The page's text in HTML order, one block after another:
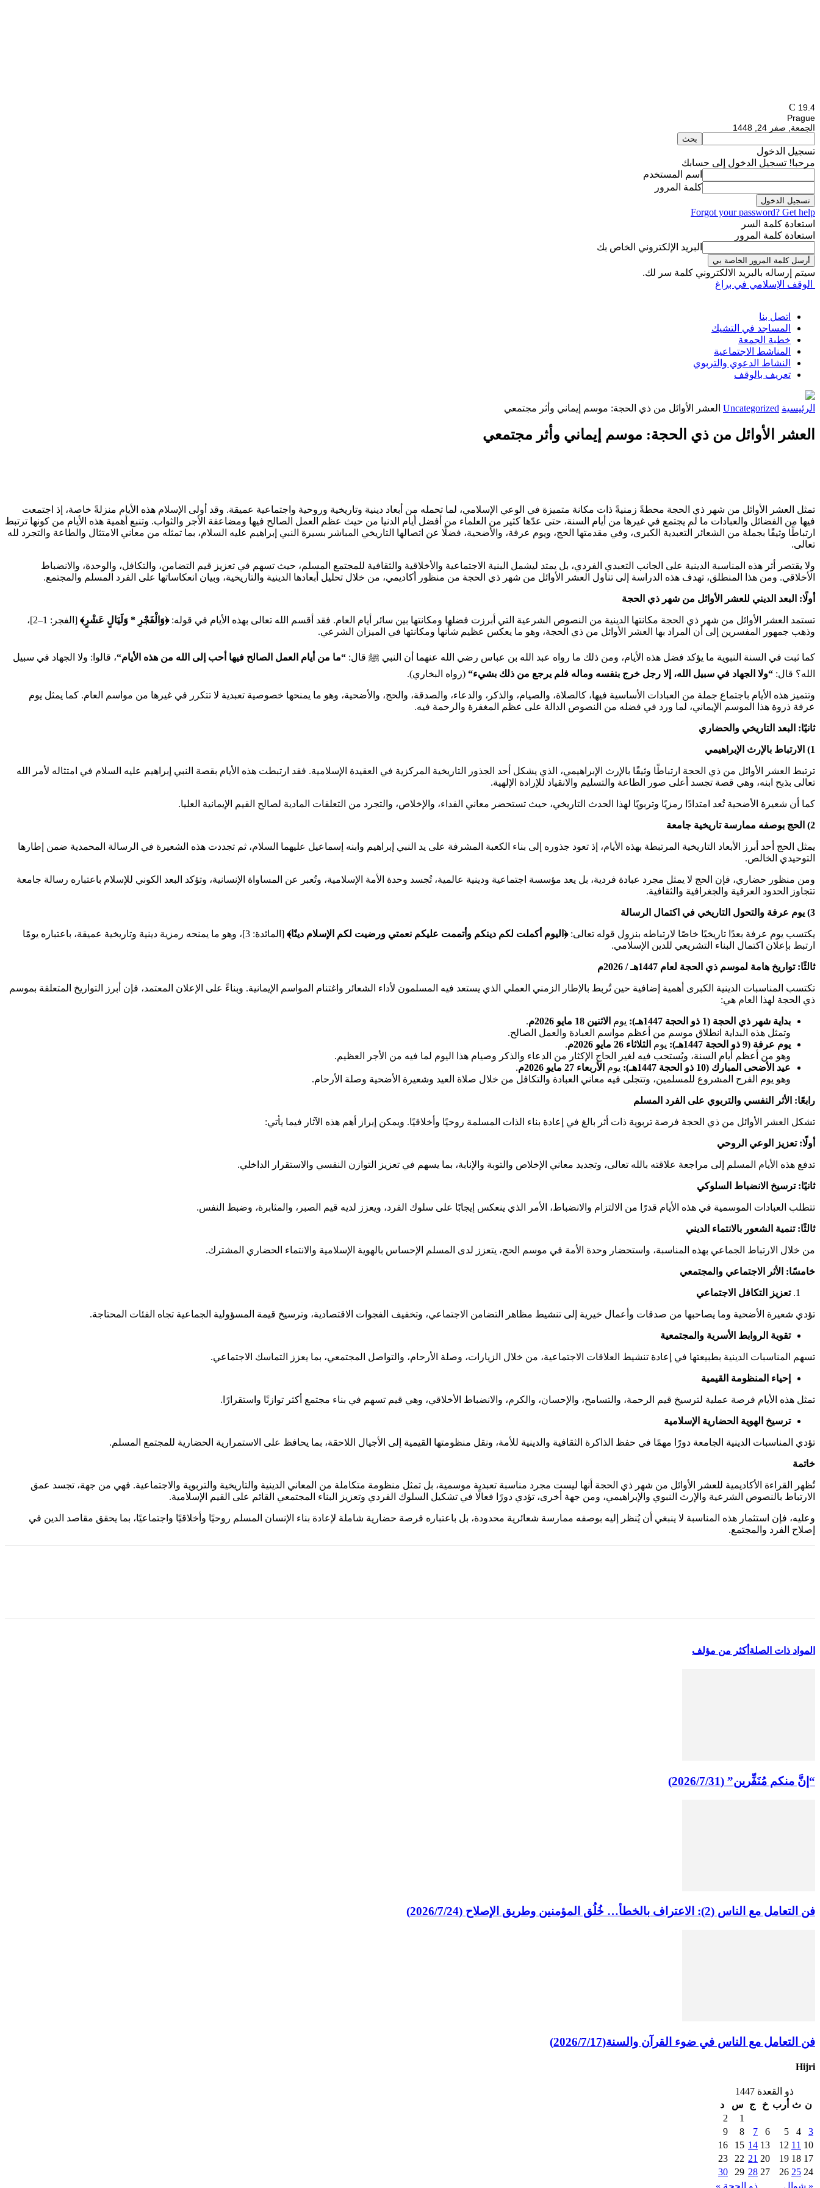
19.4
C
Prague
الجمعة, صفر 24, 1448
تسجيل الدخول
مرحبا! تسجيل الدخول إلى حسابك
اسم المستخدم
كلمة المرور
Forgot your password? Get help
استعادة كلمة السر
استعادة كلمة المرور
البريد الإلكتروني الخاص بك
سيتم إرساله بالبريد الالكتروني كلمة سر لك.
الوقف الإسلامي في براغ
اتصل بنا
المساجد في التشيك
خطبة الجمعة
المناشط الاجتماعية
النشاط الدعوي والتربوي
تعريف بالوقف
الرئيسية Uncategorized العشر الأوائل من ذي الحجة: موسم إيماني وأثر مجتمعي
العشر الأوائل من ذي الحجة: موسم إيماني وأثر مجتمعي
تمثل العشر الأوائل من شهر ذي الحجة محطةً زمنيةً ذات مكانة متميزة في الوعي الإسلامي، لما تحمله من أبعاد دينية وتاريخية وروحية واجتماعية عميقة. وقد أولى الإسلام هذه الأيام منزلةً خاصة، إذ اجتمعت
فيها من الفضائل والعبادات ما لم يجتمع في غيرها من أيام السنة، حتى عدّها كثير من العلماء من أفضل أيام الدنيا من حيث عظم العمل الصالح فيها ومضاعفة الأجر والثواب. وتنبع أهمية هذه الأيام من كونها ترتبط
ارتباطًا وثيقًا بجملة من الشعائر التعبدية الكبرى، وفي مقدمتها الحج، ويوم عرفة، والأضحية، فضلًا عن اتصالها التاريخي المباشر بسيرة النبي إبراهيم عليه السلام، بما تمثله من معاني الامتثال والطاعة والتجرد لله
تعالى.
ولا يقتصر أثر هذه المناسبة الدينية على الجانب التعبدي الفردي، بل يمتد ليشمل البنية الاجتماعية والأخلاقية والثقافية للمجتمع المسلم، حيث تسهم في تعزيز قيم التضامن، والتكافل، والوحدة، والانضباط
الأخلاقي. ومن هذا المنطلق، تهدف هذه الدراسة إلى تناول العشر الأوائل من شهر ذي الحجة من منظور أكاديمي، من خلال تحليل أبعادها الدينية والتاريخية، وبيان انعكاساتها على الفرد المسلم والمجتمع.
أولًا: البعد الديني للعشر الأوائل من شهر ذي الحجة
تستمد العشر الأوائل من شهر ذي الحجة مكانتها الدينية من النصوص الشرعية التي أبرزت فضلها ومكانتها بين سائر أيام العام. فقد أقسم الله تعالى بهذه الأيام في قوله:﴿وَالْفَجْرِ * وَلَيَالٍ عَشْرٍ﴾
[الفجر: 1–2]،
وذهب جمهور المفسرين إلى أن المراد بها العشر الأوائل من ذي الحجة، وهو ما يعكس عظيم شأنها ومكانتها في الميزان الشرعي.
كما ثبت في السنة النبوية ما يؤكد فضل هذه الأيام، ومن ذلك ما رواه عبد الله بن عباس رضي الله عنهما أن النبي ﷺ قال: “ما من أيام العمل الصالح فيها أحب إلى الله من هذه الأيام“، قالوا: ولا الجهاد في سبيل
الله؟ قال: “ولا الجهاد في سبيل الله، إلا رجل خرج بنفسه وماله فلم يرجع من ذلك بشيء“ (رواه البخاري).
وتتميز هذه الأيام باجتماع جملة من العبادات الأساسية فيها، كالصلاة، والصيام، والذكر، والدعاء، والصدقة، والحج، والأضحية، وهو ما يمنحها خصوصية تعبدية لا تتكرر في غيرها من مواسم العام. كما يمثل يوم
عرفة ذروة هذا الموسم الإيماني، لما ورد في فضله من النصوص الدالة على عظم المغفرة والرحمة فيه.
ثانيًا: البعد التاريخي والحضاري
1) الارتباط بالإرث الإبراهيمي
ترتبط العشر الأوائل من ذي الحجة ارتباطًا وثيقًا بالإرث الإبراهيمي، الذي يشكل أحد الجذور التاريخية المركزية في العقيدة الإسلامية. فقد ارتبطت هذه الأيام بقصة النبي إبراهيم عليه السلام في امتثاله لأمر الله
تعالى بذبح ابنه، وهي قصة تجسد أعلى صور الطاعة والتسليم والانقياد للإرادة الإلهية.
كما أن شعيرة الأضحية تُعد امتدادًا رمزيًا وتربويًا لهذا الحدث التاريخي، حيث تستحضر معاني الفداء، والإخلاص، والتجرد من التعلقات المادية لصالح القيم الإيمانية العليا.
2) الحج بوصفه ممارسة تاريخية جامعة
يمثل الحج أحد أبرز الأبعاد التاريخية المرتبطة بهذه الأيام، إذ تعود جذوره إلى بناء الكعبة المشرفة على يد النبي إبراهيم وابنه إسماعيل عليهما السلام، ثم تجددت هذه الشعيرة في الرسالة المحمدية ضمن إطارها
التوحيدي الخالص.
ومن منظور حضاري، فإن الحج لا يمثل مجرد عبادة فردية، بل يعد مؤسسة اجتماعية ودينية عالمية، تُجسد وحدة الأمة الإسلامية، وتُعبر عن المساواة الإنسانية، وتؤكد البعد الكوني للإسلام باعتباره رسالة جامعة
تتجاوز الحدود العرقية والجغرافية والثقافية.
3) يوم عرفة والتحول التاريخي في اكتمال الرسالة
يكتسب يوم عرفة بعدًا تاريخيًا خاصًا لارتباطه بنزول قوله تعالى:﴿اليوم أكملت لكم دينكم وأتممت عليكم نعمتي ورضيت لكم الإسلام دينًا﴾
[المائدة: 3]، وهو ما يمنحه رمزية دينية وتاريخية عميقة، باعتباره يومًا
ارتبط بإعلان اكتمال البناء التشريعي للدين الإسلامي.
ثالثًا: تواريخ هامة لموسم ذي الحجة لعام 1447هـ / 2026م
تكتسب المناسبات الدينية الكبرى أهمية إضافية حين تُربط بالإطار الزمني العملي الذي يستعد فيه المسلمون لأداء الشعائر واغتنام المواسم الإيمانية. وبناءً على الإعلان المعتمد، فإن أبرز التواريخ المتعلقة بموسم
ذي الحجة لهذا العام هي:
بداية شهر ذي الحجة (1 ذو الحجة 1447هـ) : يوم الاثنين 18 مايو 2026م
.
وتمثل هذه البداية انطلاق موسم من أعظم مواسم العبادة والعمل الصالح.
يوم عرفة (9 ذو الحجة 1447هـ)
: يوم الثلاثاء 26 مايو 2026م
.
وهو من أعظم أيام السنة، ويُستحب فيه لغير الحاج الإكثار من الدعاء والذكر وصيام هذا اليوم لما فيه من الأجر العظيم.
عيد الأضحى المبارك (10 ذو الحجة 1447هـ)
: يوم الأربعاء 27 مايو 2026م
.
وهو يوم الفرح المشروع للمسلمين، وتتجلى فيه معاني العبادة والتكافل من خلال صلاة العيد وشعيرة الأضحية وصلة الأرحام.
رابعًا: الأثر النفسي والتربوي على الفرد المسلم
تشكل العشر الأوائل من ذي الحجة فرصة تربوية ذات أثر بالغ في إعادة بناء الذات المسلمة روحيًا وأخلاقيًا. ويمكن إبراز أهم هذه الآثار فيما يأتي:
أولًا: تعزيز الوعي الروحي
تدفع هذه الأيام المسلم إلى مراجعة علاقته بالله تعالى، وتجديد معاني الإخلاص والتوبة والإنابة، بما يسهم في تعزيز التوازن النفسي والاستقرار الداخلي.
ثانيًا: ترسيخ الانضباط السلوكي
تتطلب العبادات الموسمية في هذه الأيام قدرًا من الالتزام والانضباط، الأمر الذي ينعكس إيجابًا على سلوك الفرد، ويعزز لديه قيم الصبر، والمثابرة، وضبط النفس.
ثالثًا: تنمية الشعور بالانتماء الديني
من خلال الارتباط الجماعي بهذه المناسبة، واستحضار وحدة الأمة في موسم الحج، يتعزز لدى المسلم الإحساس بالهوية الإسلامية والانتماء الحضاري المشترك.
خامسًا: الأثر الاجتماعي والمجتمعي
تعزيز التكافل الاجتماعي
تؤدي شعيرة الأضحية وما يصاحبها من صدقات وأعمال خيرية إلى تنشيط مظاهر التضامن الاجتماعي، وتخفيف الفجوات الاقتصادية، وترسيخ قيمة المسؤولية الجماعية تجاه الفئات المحتاجة.
تقوية الروابط الأسرية والمجتمعية
تسهم المناسبات الدينية بطبيعتها في إعادة تنشيط العلاقات الاجتماعية، من خلال الزيارات، وصلة الأرحام، والتواصل المجتمعي، بما يعزز التماسك الاجتماعي.
إحياء المنظومة القيمية
تمثل هذه الأيام فرصة عملية لترسيخ قيم الرحمة، والتسامح، والإحسان، والكرم، والانضباط الأخلاقي، وهي قيم تسهم في بناء مجتمع أكثر توازنًا واستقرارًا.
ترسيخ الهوية الحضارية الإسلامية
تؤدي المناسبات الدينية الجامعة دورًا مهمًا في حفظ الذاكرة الثقافية والدينية للأمة، ونقل منظومتها القيمية إلى الأجيال اللاحقة، بما يحافظ على الاستمرارية الحضارية للمجتمع المسلم.
خاتمة
تُظهر القراءة الأكاديمية للعشر الأوائل من شهر ذي الحجة أنها ليست مجرد مناسبة تعبدية موسمية، بل تمثل منظومة متكاملة من المعاني الدينية والتاريخية والتربوية والاجتماعية. فهي من جهة، تجسد عمق
الارتباط بالنصوص الشرعية والإرث النبوي والإبراهيمي، ومن جهة أخرى، تؤدي دورًا فعالًا في تشكيل السلوك الفردي وتعزيز البناء المجتمعي القائم على القيم الإسلامية.
وعليه، فإن استثمار هذه المناسبة لا ينبغي أن يُنظر إليه بوصفه ممارسة شعائرية محدودة، بل باعتباره فرصة حضارية شاملة لإعادة بناء الإنسان المسلم روحيًا وأخلاقيًا واجتماعيًا، بما يحقق مقاصد الدين في
إصلاح الفرد والمجتمع.
المواد ذات الصلة أكثر من مؤلف
“إنَّ منكم مُنَفِّرين” (2026/7/31)
فن التعامل مع الناس (2): الاعتراف بالخطأ… خُلُق المؤمنين وطريق الإصلاح (2026/7/24)
فن التعامل مع الناس في ضوء القرآن والسنة(2026/7/17)
Hijri
ذو القعدة 1447
ن ث أرب خ ج س د
1
2
3
4
5
6
7
8
9
10
11
12
13
14
15
16
17
18
19
20
21
22
23
24
25
26
27
28
29
30